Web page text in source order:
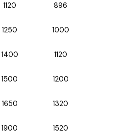
1120 896
1250 1000
1400 1120
1500 1200
1650 1320
1900 1520